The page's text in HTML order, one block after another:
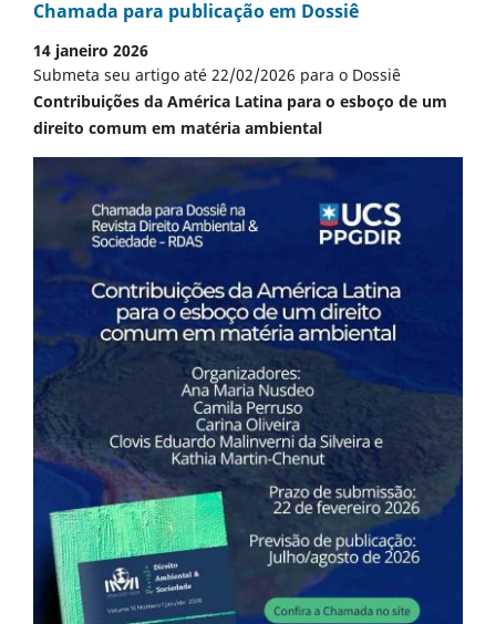
Chamada para publicação em Dossiê
14 janeiro 2026
Submeta seu artigo até 22/02/2026 para o Dossiê
Contribuições da América Latina para o esboço de um
direito comum em matéria ambiental